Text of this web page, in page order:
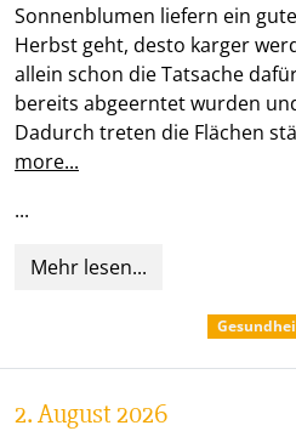
Sonnenblumen liefern ein
Herbst geht, desto karger
allein schon die Tatsache
bereits abgeerntet wurden
Dadurch treten die Flächen
more...
...
Mehr lesen...
2. August 2026